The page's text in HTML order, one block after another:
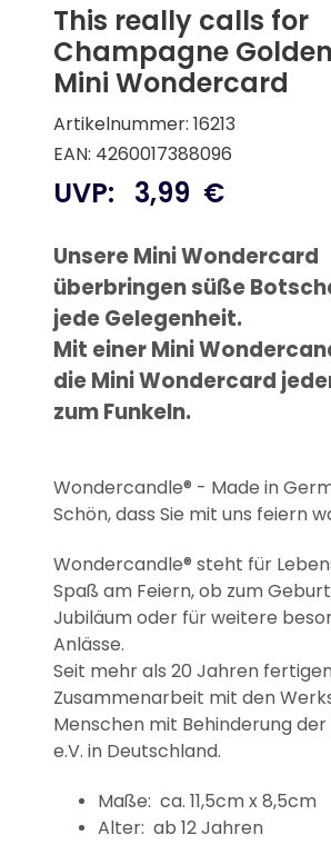
This really calls for
Champagne
Mini Wondercard
Artikelnummer: 16213
EAN: 4260017388096
UVP: 3,99 €
Unsere Mini Wondercard
überbringen süße
jede Gelegenheit.
Mit einer Mini
die Mini Wondercard
zum Funkeln.
Wondercandle® - Made in
Schön, dass Sie mit uns feiern
Wondercandle® steht für
Spaß am Feiern, ob zum
Jubiläum oder für weitere
Anlässe.
Seit mehr als 20 Jahren
Zusammenarbeit mit den
Menschen mit Behinderung der
e.V. in Deutschland.
Maße: ca. 11,5cm x 8,5cm
Alter: ab 12 Jahren